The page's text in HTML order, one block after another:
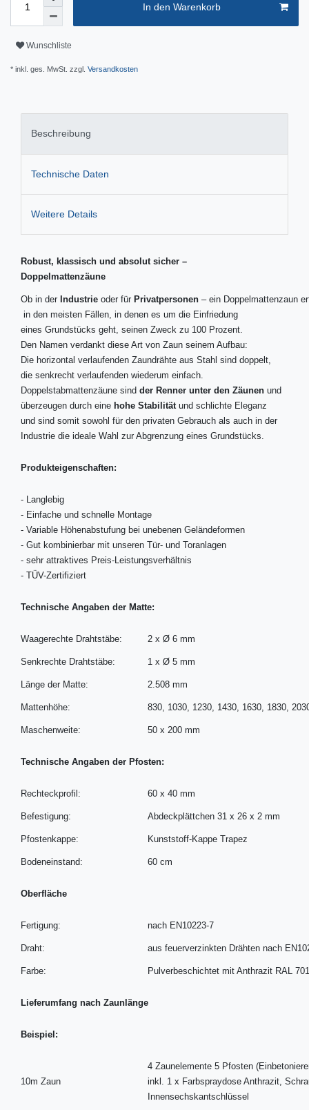
In den Warenkorb
Wunschliste
* inkl. ges. MwSt. zzgl. Versandkosten
Beschreibung
Technische Daten
Weitere Details
Robust, klassisch und absolut sicher –
Doppelmattenzäune
Ob in der Industrie oder für Privatpersonen – ein Doppelmattenzaun
in den meisten Fällen, in denen es um die Einfriedung
eines Grundstücks geht, seinen Zweck zu 100 Prozent.
Den Namen verdankt diese Art von Zaun seinem Aufbau:
Die horizontal verlaufenden Zaundrähte aus Stahl sind doppelt,
die senkrecht verlaufenden wiederum einfach.
Doppelstabmattenzäune sindder Renner unter den Zäunen und
überzeugen durch eine hohe Stabilitätund schlichte Eleganz
und sind somit sowohl für den privaten Gebrauch als auch in der
Industrie die ideale Wahl zur Abgrenzung eines Grundstücks.
Produkteigenschaften:
- Langlebig
- Einfache und schnelle Montage
- Variable Höhenabstufung bei unebenen Geländeformen
- Gut kombinierbar mit unseren Tür- und Toranlagen
- sehr attraktives Preis-Leistungsverhältnis
- TÜV-Zertifiziert
Technische Angaben der Matte:
Waagerechte Drahtstäbe:
Senkrechte Drahtstäbe:
Länge der Matte:
Mattenhöhe:
Maschenweite:
2 x Ø 6 mm
1 x Ø 5 mm
2.508 mm
830, 1030, 1230, 1430, 1630, 1830,
50 x 200 mm
Technische Angaben der Pfosten:
Rechteckprofil:
Befestigung:
Pfostenkappe:
Bodeneinstand:
60 x 40 mm
Abdeckplättchen 31 x 26 x 2 mm
Kunststoff-Kappe Trapez
60 cm
Oberfläche
Fertigung:
Draht:
Farbe:
nach EN10223-7
aus feuerverzinkten Drähten nach
Pulverbeschichtet mit Anthrazit RAL
Lieferumfang nach Zaunlänge
Beispiel:
10m Zaun
4 Zaunelemente 5 Pfosten
inkl. 1 x Farbspraydose Anthrazit,
Innensechskantschlüssel